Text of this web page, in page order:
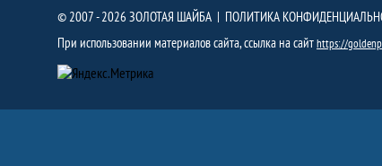
© 2007 - 2026 ЗОЛОТАЯ ШАЙБА | ПОЛИТИКА
При использовании материалов сайта, ссылка на сайтhttps://